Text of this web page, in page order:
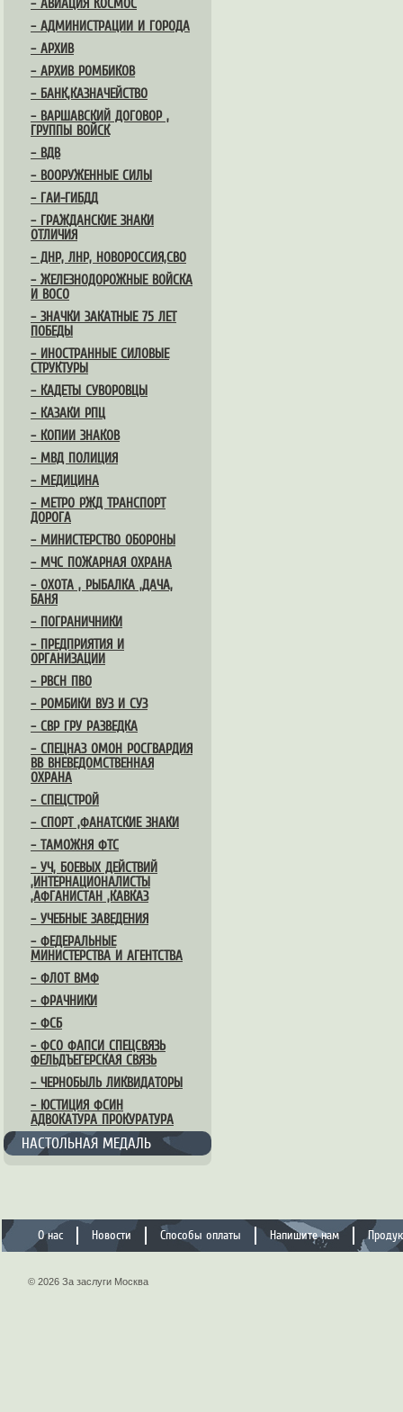
– АВИАЦИЯ КОСМОС
– АДМИНИСТРАЦИИ И ГОРОДА
– АРХИВ
– АРХИВ РОМБИКОВ
– БАНК,КАЗНАЧЕЙСТВО
– ВАРШАВСКИЙ ДОГОВОР ,
ГРУППЫ ВОЙСК
– ВДВ
– ВООРУЖЕННЫЕ СИЛЫ
– ГАИ-ГИБДД
– ГРАЖДАНСКИЕ ЗНАКИ
ОТЛИЧИЯ
– ДНР, ЛНР, НОВОРОССИЯ,СВО
– ЖЕЛЕЗНОДОРОЖНЫЕ ВОЙСКА
И ВОСО
– ЗНАЧКИ ЗАКАТНЫЕ 75 ЛЕТ
ПОБЕДЫ
– ИНОСТРАННЫЕ СИЛОВЫЕ
СТРУКТУРЫ
– КАДЕТЫ СУВОРОВЦЫ
– КАЗАКИ РПЦ
– КОПИИ ЗНАКОВ
– МВД ПОЛИЦИЯ
– МЕДИЦИНА
– МЕТРО РЖД ТРАНСПОРТ
ДОРОГА
– МИНИСТЕРСТВО ОБОРОНЫ
– МЧС ПОЖАРНАЯ ОХРАНА
– ОХОТА , РЫБАЛКА ,ДАЧА,
БАНЯ
– ПОГРАНИЧНИКИ
– ПРЕДПРИЯТИЯ И
ОРГАНИЗАЦИИ
– РВСН ПВО
– РОМБИКИ ВУЗ И СУЗ
– СВР ГРУ РАЗВЕДКА
– СПЕЦНАЗ ОМОН РОСГВАРДИЯ
ВВ ВНЕВЕДОМСТВЕННАЯ
ОХРАНА
– СПЕЦСТРОЙ
– СПОРТ ,ФАНАТСКИЕ ЗНАКИ
– ТАМОЖНЯ ФТС
– УЧ, БОЕВЫХ ДЕЙСТВИЙ
,ИНТЕРНАЦИОНАЛИСТЫ
,АФГАНИСТАН ,КАВКАЗ
– УЧЕБНЫЕ ЗАВЕДЕНИЯ
– ФЕДЕРАЛЬНЫЕ
МИНИСТЕРСТВА И АГЕНТСТВА
– ФЛОТ ВМФ
– ФРАЧНИКИ
– ФСБ
– ФСО ФАПСИ СПЕЦСВЯЗЬ
ФЕЛЬДЪЕГЕРСКАЯ СВЯЗЬ
– ЧЕРНОБЫЛЬ ЛИКВИДАТОРЫ
– ЮСТИЦИЯ ФСИН
АДВОКАТУРА ПРОКУРАТУРА
НАСТОЛЬНАЯ МЕДАЛЬ
О нас Новости Способы оплаты Напишите нам
© 2026 За заслуги Москва